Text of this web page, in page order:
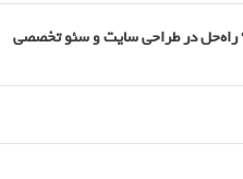
راه‌حل در طراحی سایت و سئو تخصصی